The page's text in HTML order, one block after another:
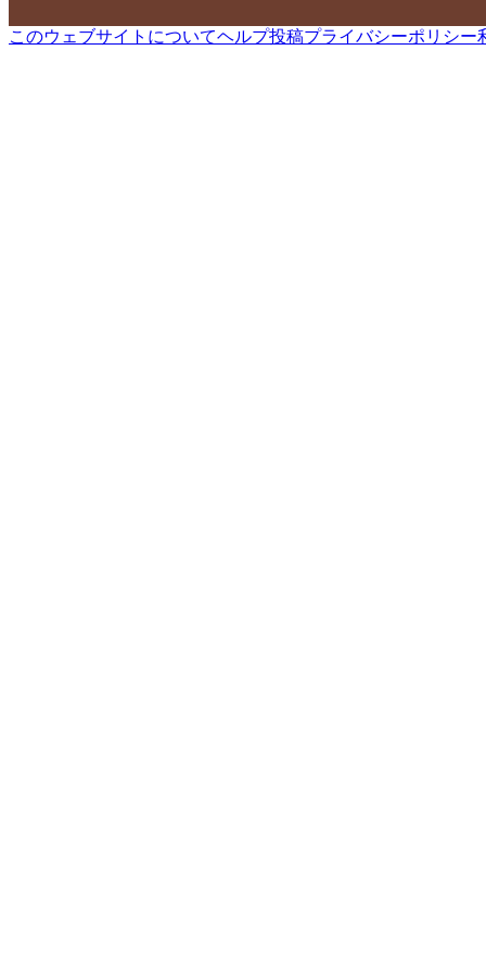
このウェブサイトについてヘルプ投稿プライバシーポリシー